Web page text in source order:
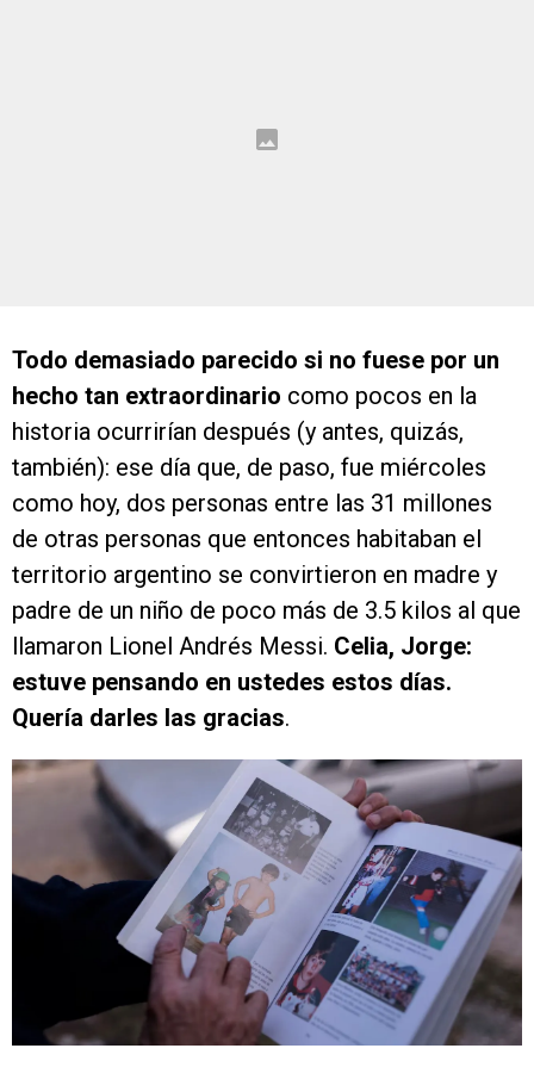
Todo demasiado parecido si no fuese por un
hecho tan extraordinario como pocos en la
historia ocurrirían después (y antes, quizás,
también): ese día que, de paso, fue miércoles
como hoy, dos personas entre las 31 millones
de otras personas que entonces habitaban el
territorio argentino se convirtieron en madre y
padre de un niño de poco más de 3.5 kilos al que
llamaron Lionel Andrés Messi. Celia, Jorge:
estuve pensando en ustedes estos días.
Quería darles las gracias.